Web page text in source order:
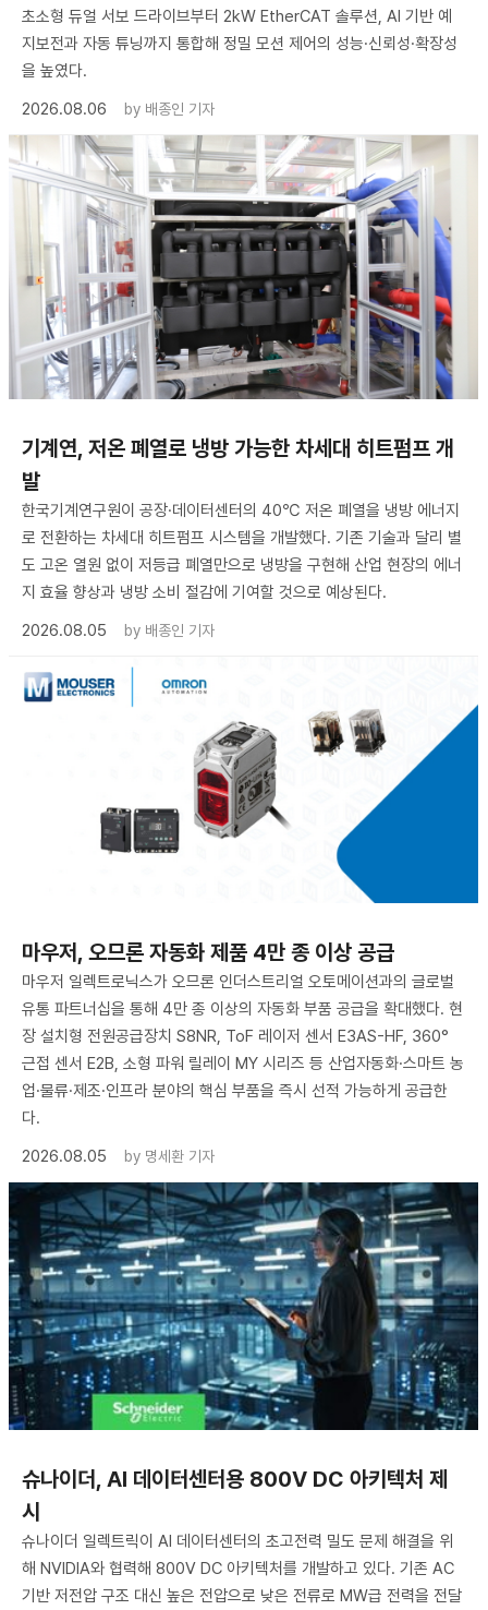
초소형 듀얼 서보 드라이브부터 2kW EtherCAT 솔루션, AI 기반 예
지보전과 자동 튜닝까지 통합해 정밀 모션 제어의 성능·신뢰성·확장성
을 높였다.
2026.08.06
by 배종인 기자
기계연, 저온 폐열로 냉방 가능한 차세대 히트펌프 개
발
한국기계연구원이 공장·데이터센터의 40℃ 저온 폐열을 냉방 에너지
로 전환하는 차세대 히트펌프 시스템을 개발했다. 기존 기술과 달리 별
도 고온 열원 없이 저등급 폐열만으로 냉방을 구현해 산업 현장의 에너
지 효율 향상과 냉방 소비 절감에 기여할 것으로 예상된다.
2026.08.05
by 배종인 기자
마우저, 오므론 자동화 제품 4만 종 이상 공급
마우저 일렉트로닉스가 오므론 인더스트리얼 오토메이션과의 글로벌
유통 파트너십을 통해 4만 종 이상의 자동화 부품 공급을 확대했다. 현
장 설치형 전원공급장치 S8NR, ToF 레이저 센서 E3AS-HF, 360°
근접 센서 E2B, 소형 파워 릴레이 MY 시리즈 등 산업자동화·스마트 농
업·물류·제조·인프라 분야의 핵심 부품을 즉시 선적 가능하게 공급한
다.
2026.08.05
by 명세환 기자
슈나이더, AI 데이터센터용 800V DC 아키텍처 제
시
슈나이더 일렉트릭이 AI 데이터센터의 초고전력 밀도 문제 해결을 위
해 NVIDIA와 협력해 800V DC 아키텍처를 개발하고 있다. 기존 AC
기반 저전압 구조 대신 높은 전압으로 낮은 전류로 MW급 전력을 전달